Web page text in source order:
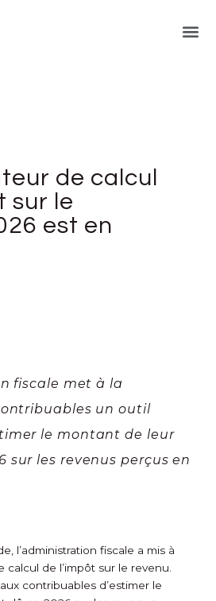
de calcul
sur le
est en
fiscale met à la
un outil
le montant de leur
sur les revenus perçus en
l’administration fiscale a mis à
calcul de l’impôt sur le revenu.
contribuables d’estimer le